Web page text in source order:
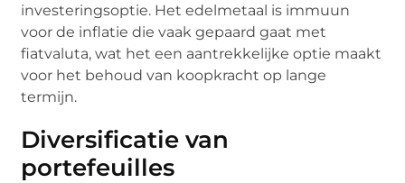
investeringsoptie. Het edelmetaal is immuun
voor de inflatie die vaak gepaard gaat met
fiatvaluta, wat het een aantrekkelijke optie maakt
voor het behoud van koopkracht op lange
termijn.
Diversificatie van
portefeuilles